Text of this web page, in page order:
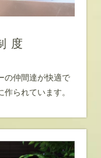
度
の仲間達が快適で
られています。